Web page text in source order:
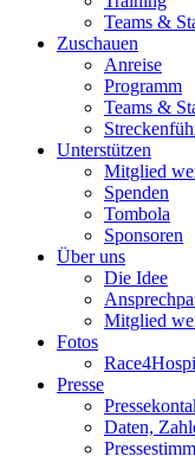
Teams &
Zuschauen
Anreise
Programm
Teams &
Unterstützen
Mitglied
Spenden
Tombola
Sponsoren
Über uns
Die Idee
Mitglied
Fotos
Presse
Daten,